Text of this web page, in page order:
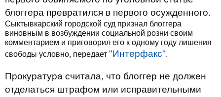
блоггера превратился в первого осужденного.
Сыктывкарский городской суд признал блоггера
виновным в возбуждении социальной розни своим
комментарием и приговорил его к одному году лишения
свободы условно, передает "Интерфакс".
Прокуратура считала, что блоггер не должен
отделаться штрафом или исправительными